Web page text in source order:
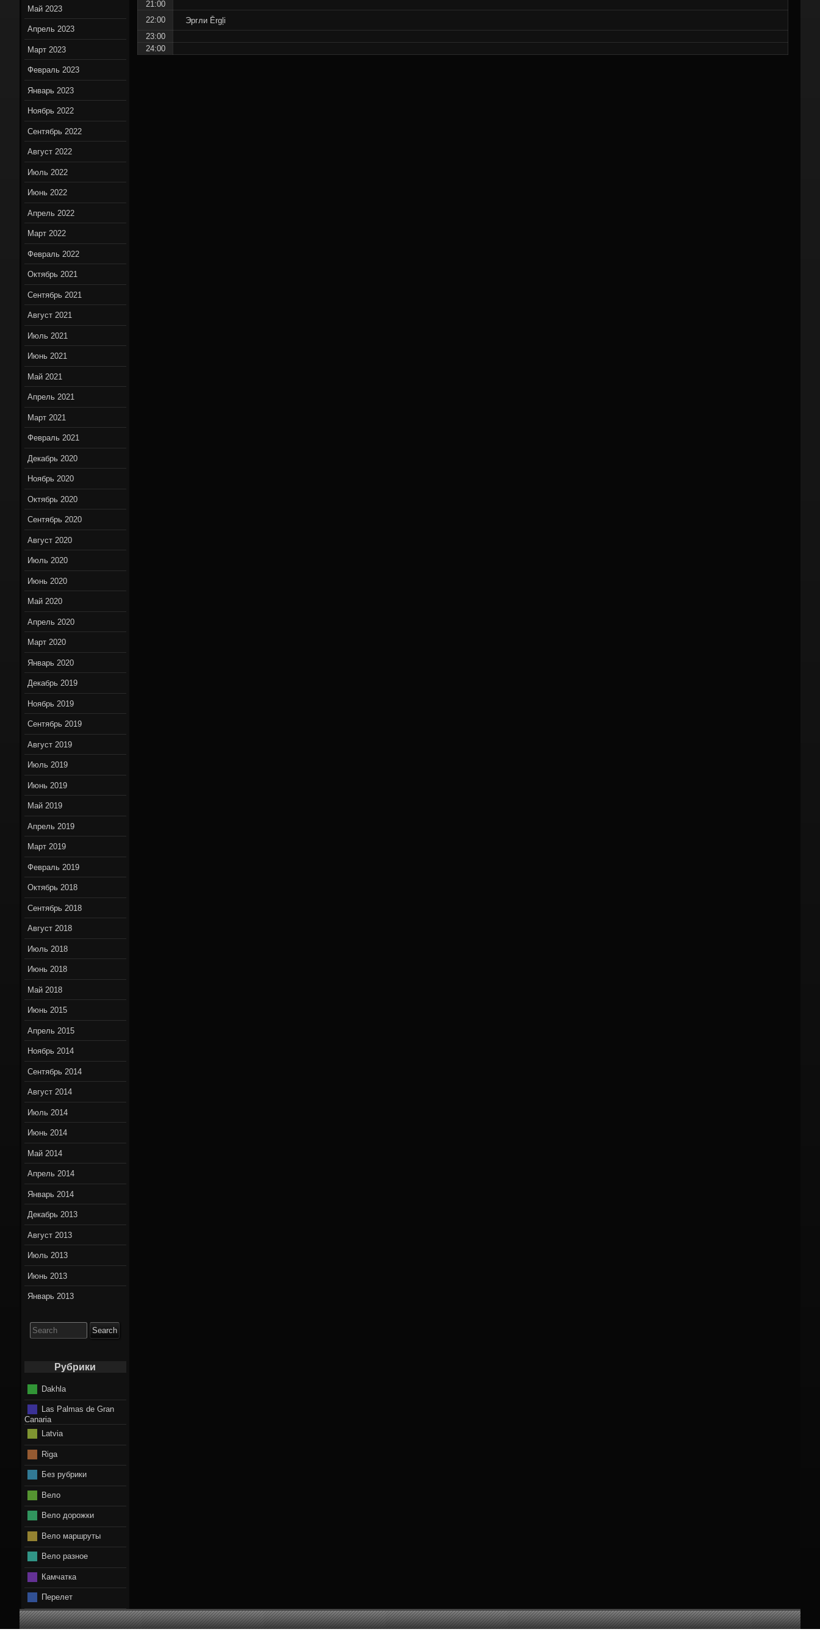
21:00
22:00
Эргли Ērgļi
23:00
24:00
Май 2023
Апрель 2023
Март 2023
Февраль 2023
Январь 2023
Ноябрь 2022
Сентябрь 2022
Август 2022
Июль 2022
Июнь 2022
Апрель 2022
Март 2022
Февраль 2022
Октябрь 2021
Сентябрь 2021
Август 2021
Июль 2021
Июнь 2021
Май 2021
Апрель 2021
Март 2021
Февраль 2021
Декабрь 2020
Ноябрь 2020
Октябрь 2020
Сентябрь 2020
Август 2020
Июль 2020
Июнь 2020
Май 2020
Апрель 2020
Март 2020
Январь 2020
Декабрь 2019
Ноябрь 2019
Сентябрь 2019
Август 2019
Июль 2019
Июнь 2019
Май 2019
Апрель 2019
Март 2019
Февраль 2019
Октябрь 2018
Сентябрь 2018
Август 2018
Июль 2018
Июнь 2018
Май 2018
Июнь 2015
Апрель 2015
Ноябрь 2014
Сентябрь 2014
Август 2014
Июль 2014
Июнь 2014
Май 2014
Апрель 2014
Январь 2014
Декабрь 2013
Август 2013
Июль 2013
Июнь 2013
Январь 2013
for:
Рубрики
Dakhla
Las Palmas de Gran
Canaria
Latvia
Riga
Без рубрики
Вело
Вело дорожки
Вело маршруты
Вело разное
Камчатка
Перелет